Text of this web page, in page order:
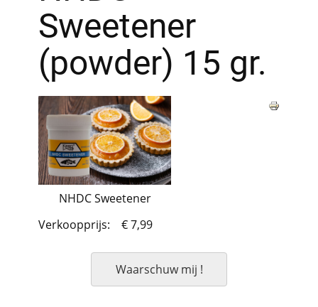
Sweetener
(powder) 15 gr.
NHDC Sweetener
Verkoopprijs:
€ 7,99
Waarschuw mij !